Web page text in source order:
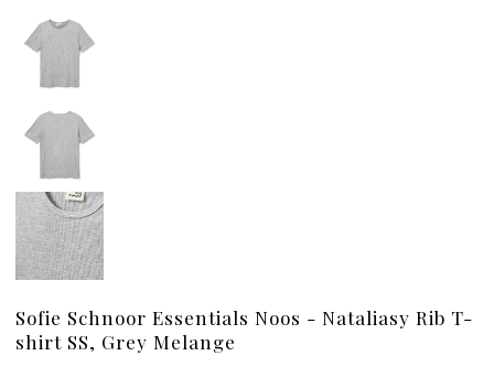
Sofie Schnoor Essentials Noos - Nataliasy Rib T-
shirt SS, Grey Melange